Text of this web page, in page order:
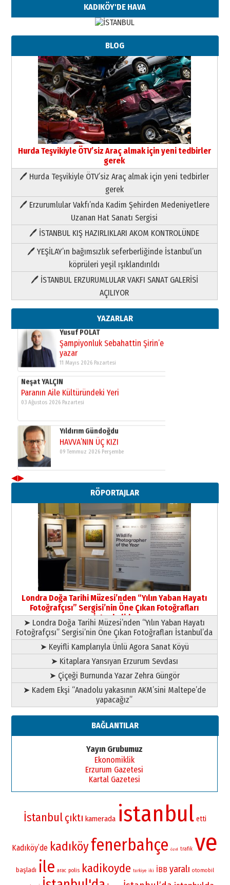
KADIKÖY'DE HAVA
BLOG
Hurda Teşvikiyle ÖTV’siz Araç almak için yeni tedbirler
gerek
🖊 Hurda Teşvikiyle ÖTV’siz Araç almak için yeni tedbirler
gerek
🖊 Erzurumlular Vakfı’nda Kadim Şehirden Medeniyetlere
Uzanan Hat Sanatı Sergisi
🖊 İSTANBUL KIŞ HAZIRLIKLARI AKOM KONTROLÜNDE
🖊 YEŞİLAY’ın bağımsızlık seferberliğinde İstanbul’un
köprüleri yeşil ışıklandırıldı
🖊 İSTANBUL ERZURUMLULAR VAKFI SANAT GALERİSİ
AÇILIYOR
YAZARLAR
Paranın Aile Kültüründeki Yeri
03 Ağustos 2026 Pazartesi
Yıldırım Gündoğdu
HAVVA’NIN ÜÇ KIZI
09 Temmuz 2026 Perşembe
Şampiyonluk Sebahattin Şirin’e
yazar
11 Mayıs 2026 Pazartesi
Neşat YALÇIN
Paranın Aile Kültüründeki Yeri
03 Ağustos 2026 Pazartesi
Yıldırım Gündoğdu
HAVVA’NIN ÜÇ KIZI
09 Temmuz 2026 Perşembe
Yusuf POLAT
Şampiyonluk Sebahattin Şirin’e
yazar
Neşat YALÇIN
Paranın Aile Kültüründeki Yeri
03 Ağustos 2026 Pazartesi
Yıldırım Gündoğdu
HAVVA’NIN ÜÇ KIZI
09 Temmuz 2026 Perşembe
Yusuf POLAT
Şampiyonluk Sebahattin Şirin’e
yazar
11 Mayıs 2026 Pazartesi
◀▶
RÖPORTAJLAR
Londra Doğa Tarihi Müzesi’nden “Yılın Yaban Hayatı
Fotoğrafçısı” Sergisi’nin Öne Çıkan Fotoğrafları
İstanbul’da
➤ Londra Doğa Tarihi Müzesi’nden “Yılın Yaban Hayatı
Fotoğrafçısı” Sergisi’nin Öne Çıkan Fotoğrafları İstanbul’da
➤ Keyifli Kamplarıyla Ünlü Agora Sanat Köyü
➤ Kitaplara Yansıyan Erzurum Sevdası
➤ Çiçeği Burnunda Yazar Zehra Güngör
➤ Kadem Ekşi “Anadolu yakasının AKM’sini Maltepe’de
yapacağız”
BAĞLANTILAR
Yayın Grubumuz
Ekonomiklik
Erzurum Gazetesi
Kartal Gazetesi
İstanbul çıktı kamerada istanbul etti
Kadıköy’de kadıköyfenerbahçe özel trafik ve
başladı ile arac polis kadikoyde turkiye iki İBB yaralı otomobil